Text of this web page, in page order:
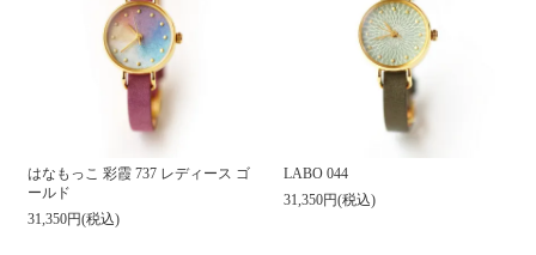
はなもっこ 彩霞 737 レディース ゴ
ールド
31,350円(税込)
LABO 044
31,350円(税込)